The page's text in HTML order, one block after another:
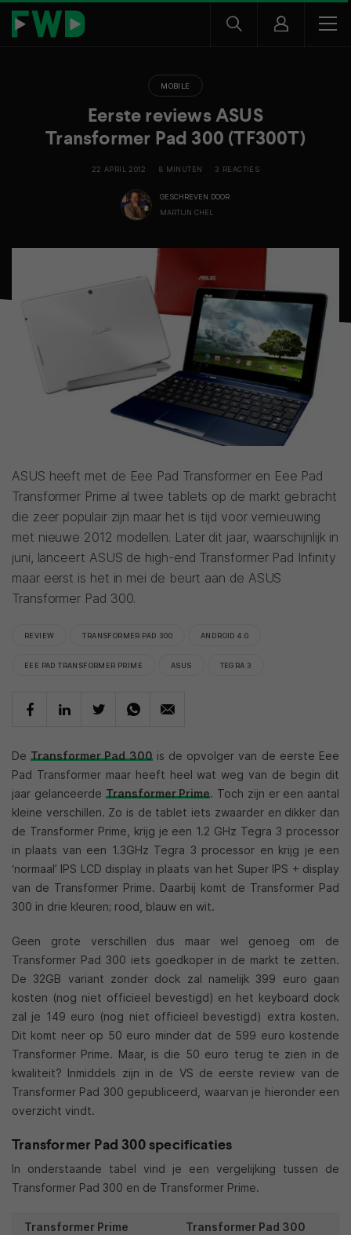
MOBILE
Eerste reviews ASUS
Transformer Pad 300 (TF300T)
22 APRIL 2012 8 MINUTEN 3 REACTIES
GESCHREVEN DOOR
MARTIJN CHEL
ASUS heeft met de Eee Pad Transformer en Eee Pad
Transformer Prime al twee tablets op de markt gebracht
die zeer populair zijn maar het is tijd voor vernieuwing
met nieuwe 2012 modellen. Later dit jaar, waarschijnlijk in
juni, lanceert ASUS de high-end Transformer Pad Infinity
maar eerst is het in mei de beurt aan de ASUS
Transformer Pad 300.
REVIEW TRANSFORMER PAD 300 ANDROID 4.0
EEE PAD TRANSFORMER PRIME ASUS TEGRA 3
DeTransformer Pad 300is de opvolger van de eerste Eee
Pad Transformer maar heeft heel wat weg van de begin dit
jaar gelanceerde Transformer Prime. Toch zijn er een aantal
kleine verschillen. Zo is de tablet iets zwaarder en dikker dan
de Transformer Prime, krijg je een 1.2 GHz Tegra 3 processor
in plaats van een 1.3GHz Tegra 3 processor en krijg je een
‘normaal’ IPS LCD display in plaats van het Super IPS + display
van de Transformer Prime. Daarbij komt de Transformer Pad
300 in drie kleuren; rood, blauw en wit.
Geen grote verschillen dus maar wel genoeg om de
Transformer Pad 300 iets goedkoper in de markt te zetten.
De 32GB variant zonder dock zal namelijk 399 euro gaan
kosten (nog niet officieel bevestigd) en het keyboard dock
zal je 149 euro (nog niet officieel bevestigd) extra kosten.
Dit komt neer op 50 euro minder dat de 599 euro kostende
Transformer Prime. Maar, is die 50 euro terug te zien in de
kwaliteit? Inmiddels zijn in de VS de eerste review van de
Transformer Pad 300 gepubliceerd, waarvan je hieronder een
overzicht vindt.
Transformer Pad 300 specificaties
In onderstaande tabel vind je een vergelijking tussen de
Transformer Pad 300 en de Transformer Prime.
Transformer Prime Transformer Pad 300